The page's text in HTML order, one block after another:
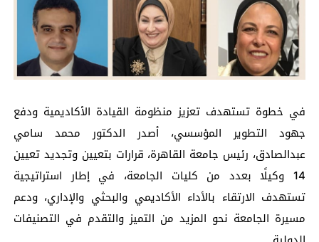
في خطوة تستهدف تعزيز منظومة القيادة الأكاديمية ودفع
جهود التطوير المؤسسي، أصدر الدكتور محمد سامي
عبدالصادق، رئيس جامعة القاهرة، قرارات بتعيين وتجديد تعيين
14 وكيلًا بعدد من كليات الجامعة، في إطار استراتيجية
تستهدف الارتقاء بالأداء الأكاديمي والبحثي والإداري، ودعم
مسيرة الجامعة نحو المزيد من التميز والتقدم في التصنيفات